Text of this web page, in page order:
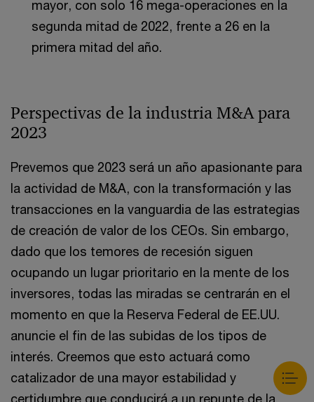
mayor, con solo 16 mega-operaciones en la
segunda mitad de 2022, frente a 26 en la
primera mitad del año.
Perspectivas de la industria M&A para
2023
Prevemos que 2023 será un año apasionante para
la actividad de M&A, con la transformación y las
transacciones en la vanguardia de las estrategias
de creación de valor de los CEOs. Sin embargo,
dado que los temores de recesión siguen
ocupando un lugar prioritario en la mente de los
inversores, todas las miradas se centrarán en el
momento en que la Reserva Federal de EE.UU.
anuncie el fin de las subidas de los tipos de
interés. Creemos que esto actuará como
catalizador de una mayor estabilidad y
certidumbre que conducirá a un repunte de la